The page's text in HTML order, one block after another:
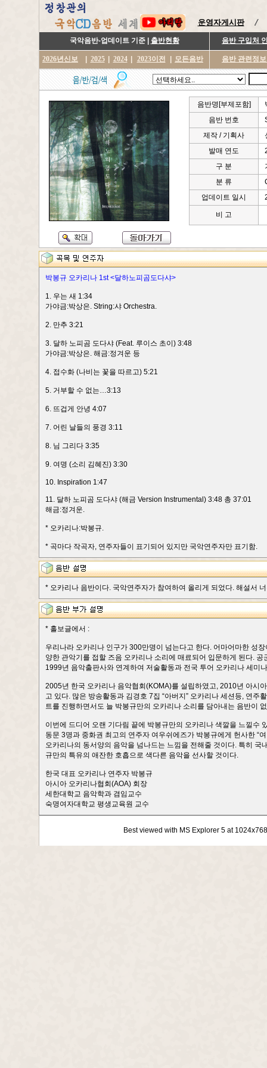
운영자게시판
국악음반-업데이트 기준 | 출반현황 음반 구입처
2026년신보 2025 2024 2023이전 모든음반 음반 관련정
음반명[부제포함]
음반 번호
제작 / 기획사
발매 연도
구 분
분 류
업데이트 일시
비 고
박봉규 오카리나 1st <달하노피곰도다샤>
1. 우는 새 1:34
가야금:박상은. String:샤 Orchestra.
2. 만추 3:21
3. 달하 노피곰 도다샤 (Feat. 루이스 초이) 3:48
가야금:박상은. 해금:정겨운 등
4. 접수화 (나비는 꽃을 따르고) 5:21
5. 거부할 수 없는…3:13
6. 뜨겁게 안녕 4:07
7. 어린 날들의 풍경 3:11
8. 님 그리다 3:35
9. 여명 (소리 김혜진) 3:30
10. Inspiration 1:47
11. 달하 노피곰 도다샤 (해금 Version Instrumental) 3:48 총 37:01
해금:정겨운.
* 오카리나:박봉규.
* 곡마다 작곡자, 연주자들이 표기되어 있지만 국악연주자만 표기함.
* 오카리나 음반이다. 국악연주자가 참여하여 올리게 되었다. 해설서
* 홀보글에서 :
우리나라 오카리나 인구가 300만명이 넘는다고 한다. 어마어마한 성
양한 관악기를 접할 즈음 오카리나 소리에 매료되어 입문하게 된다.
1999년 음악출판사와 연계하여 저술활동과 전국 투어 오카리나 세미
2005년 한국 오카리나 음악협회(KOMA)를 설립하였고, 2010년 아시
고 있다. 많은 방송활동과 김경호 7집 “아버지” 오카리나 세션등, 연
트를 진행하면서도 늘 박봉규만의 오카리나 소리를 담아내는 음반이
이번에 드디어 오랜 기다림 끝에 박봉규만의 오카리나 색깔을 느낄수
동문 3명과 중화권 최고의 연주자 여우쉬에즈가 박봉규에게 헌사한 “
오카리나의 동서양의 음악을 넘나드는 느낌을 전해줄 것이다. 특히
규만의 특유의 애잔한 호흡으로 색다른 음악을 선사할 것이다.
한국 대표 오카리나 연주자 박봉규
아시아 오카리나협회(AOA) 회장
세한대학교 음악학과 겸임교수
숙명여자대학교 평생교육원 교수
Best viewed with MS Explorer 5 at